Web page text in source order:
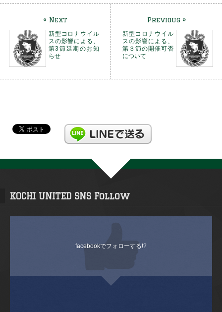
« Next
新型コロナウイル
スの影響による、
第3節延期のお知
らせ
Previous »
新型コロナウイル
スの影響による、
第３節の開催可否
について
KOCHI UNITED SNS Follow
facebookでフォローする!?